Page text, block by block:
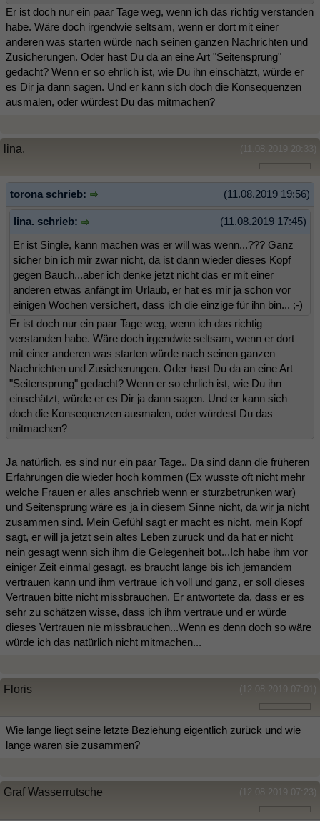
Er ist doch nur ein paar Tage weg, wenn ich das richtig verstanden
habe. Wäre doch irgendwie seltsam, wenn er dort mit einer
anderen was starten würde nach seinen ganzen Nachrichten und
Zusicherungen. Oder hast Du da an eine Art "Seitensprung"
gedacht? Wenn er so ehrlich ist, wie Du ihn einschätzt, würde er
es Dir ja dann sagen. Und er kann sich doch die Konsequenzen
ausmalen, oder würdest Du das mitmachen?
(11.08.2019 20:33)
lina.
(11.08.2019 19:56)
torona schrieb:
(11.08.2019 17:45)
lina. schrieb:
Er ist Single, kann machen was er will was wenn...??? Ganz
sicher bin ich mir zwar nicht, da ist dann wieder dieses Kopf
gegen Bauch...aber ich denke jetzt nicht das er mit einer
anderen etwas anfängt im Urlaub, er hat es mir ja schon vor
einigen Wochen versichert, dass ich die einzige für ihn bin... ;-)
Er ist doch nur ein paar Tage weg, wenn ich das richtig
verstanden habe. Wäre doch irgendwie seltsam, wenn er dort
mit einer anderen was starten würde nach seinen ganzen
Nachrichten und Zusicherungen. Oder hast Du da an eine Art
"Seitensprung" gedacht? Wenn er so ehrlich ist, wie Du ihn
einschätzt, würde er es Dir ja dann sagen. Und er kann sich
doch die Konsequenzen ausmalen, oder würdest Du das
mitmachen?
Ja natürlich, es sind nur ein paar Tage.. Da sind dann die früheren
Erfahrungen die wieder hoch kommen (Ex wusste oft nicht mehr
welche Frauen er alles anschrieb wenn er sturzbetrunken war)
und Seitensprung wäre es ja in diesem Sinne nicht, da wir ja nicht
zusammen sind. Mein Gefühl sagt er macht es nicht, mein Kopf
sagt, er will ja jetzt sein altes Leben zurück und da hat er nicht
nein gesagt wenn sich ihm die Gelegenheit bot...Ich habe ihm vor
einiger Zeit einmal gesagt, es braucht lange bis ich jemandem
vertrauen kann und ihm vertraue ich voll und ganz, er soll dieses
Vertrauen bitte nicht missbrauchen. Er antwortete da, dass er es
sehr zu schätzen wisse, dass ich ihm vertraue und er würde
dieses Vertrauen nie missbrauchen...Wenn es denn doch so wäre
würde ich das natürlich nicht mitmachen...
(12.08.2019 07:01)
Floris
Wie lange liegt seine letzte Beziehung eigentlich zurück und wie
lange waren sie zusammen?
(12.08.2019 07:23)
Graf Wasserrutsche